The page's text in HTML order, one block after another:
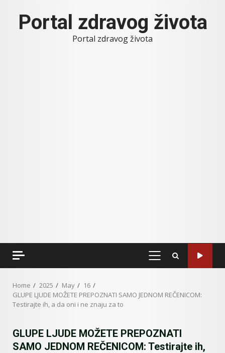
contentPortal zdravog života
Portal zdravog života
PRIMARY
Home 2025 May
16
GLUPE LJUDE MOŽETE PREPOZNATI SAMO JEDNOM REČENICOM:
Testirajte ih, a da oni i ne znaju za to
GLUPE LJUDE MOŽETE PREPOZNATI
SAMO JEDNOM REČENICOM: Testirajte ih,